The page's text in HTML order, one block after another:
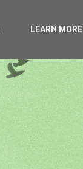
LEARN MORE